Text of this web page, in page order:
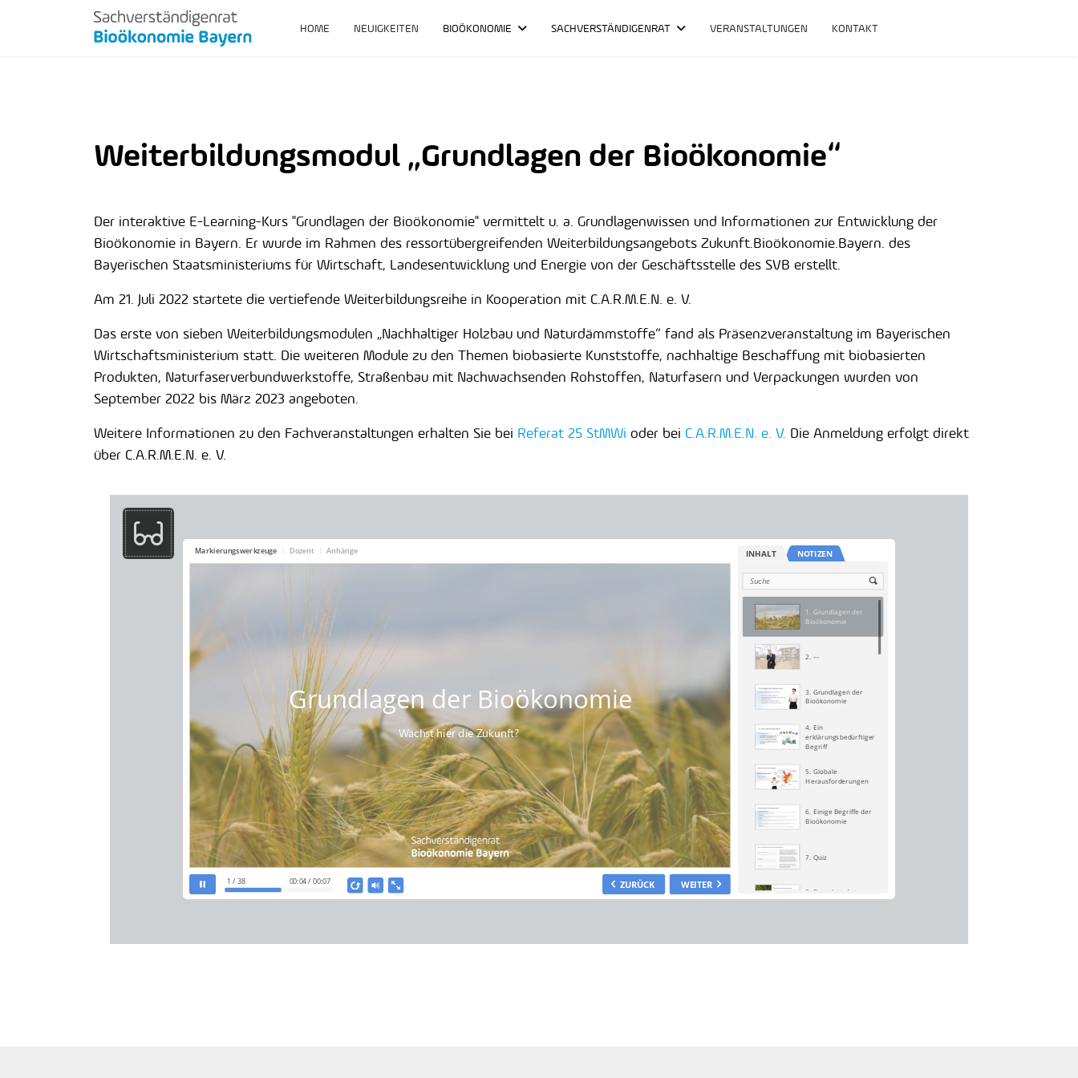
HOME NEUIGKEITEN BIOÖKONOMIE SACHVERSTÄNDIGENRAT VERANSTALTUNGEN KONTAKT
Weiterbildungsmodul „Grundlagen der Bioökonomie“
Der interaktive E-Learning-Kurs "Grundlagen der Bioökonomie" vermittelt u. a. Grundlagenwissen und Informationen zur Entwicklung der
Bioökonomie in Bayern. Er wurde im Rahmen des ressortübergreifenden Weiterbildungsangebots Zukunft.Bioökonomie.Bayern. des
Bayerischen Staatsministeriums für Wirtschaft, Landesentwicklung und Energie von der Geschäftsstelle des SVB erstellt.
Am 21. Juli 2022 startete die vertiefende Weiterbildungsreihe in Kooperation mit C.A.R.M.E.N. e. V.
Das erste von sieben Weiterbildungsmodulen „Nachhaltiger Holzbau und Naturdämmstoffe“ fand als Präsenzveranstaltung im Bayerischen
Wirtschaftsministerium statt. Die weiteren Module zu den Themen biobasierte Kunststoffe, nachhaltige Beschaffung mit biobasierten
Produkten, Naturfaserverbundwerkstoffe, Straßenbau mit Nachwachsenden Rohstoffen, Naturfasern und Verpackungen wurden von
September 2022 bis März 2023 angeboten.
Weitere Informationen zu den Fachveranstaltungen erhalten Sie bei Referat 25 StMWi oder bei C.A.R.M.E.N. e. V. Die Anmeldung erfolgt direkt
über C.A.R.M.E.N. e. V.